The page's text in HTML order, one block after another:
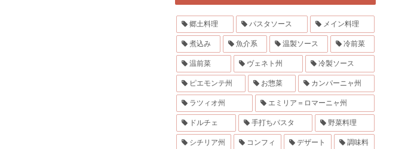
郷土料理 パスタソース メイン料理
煮込み 魚介系 温製ソース 冷前菜
温前菜 ヴェネト州 冷製ソース
ピエモンテ州 お惣菜 カンパーニャ州
ラツィオ州 エミリア＝ロマーニャ州
ドルチェ 手打ちパスタ 野菜料理
シチリア州 コンフィ デザート 調味料